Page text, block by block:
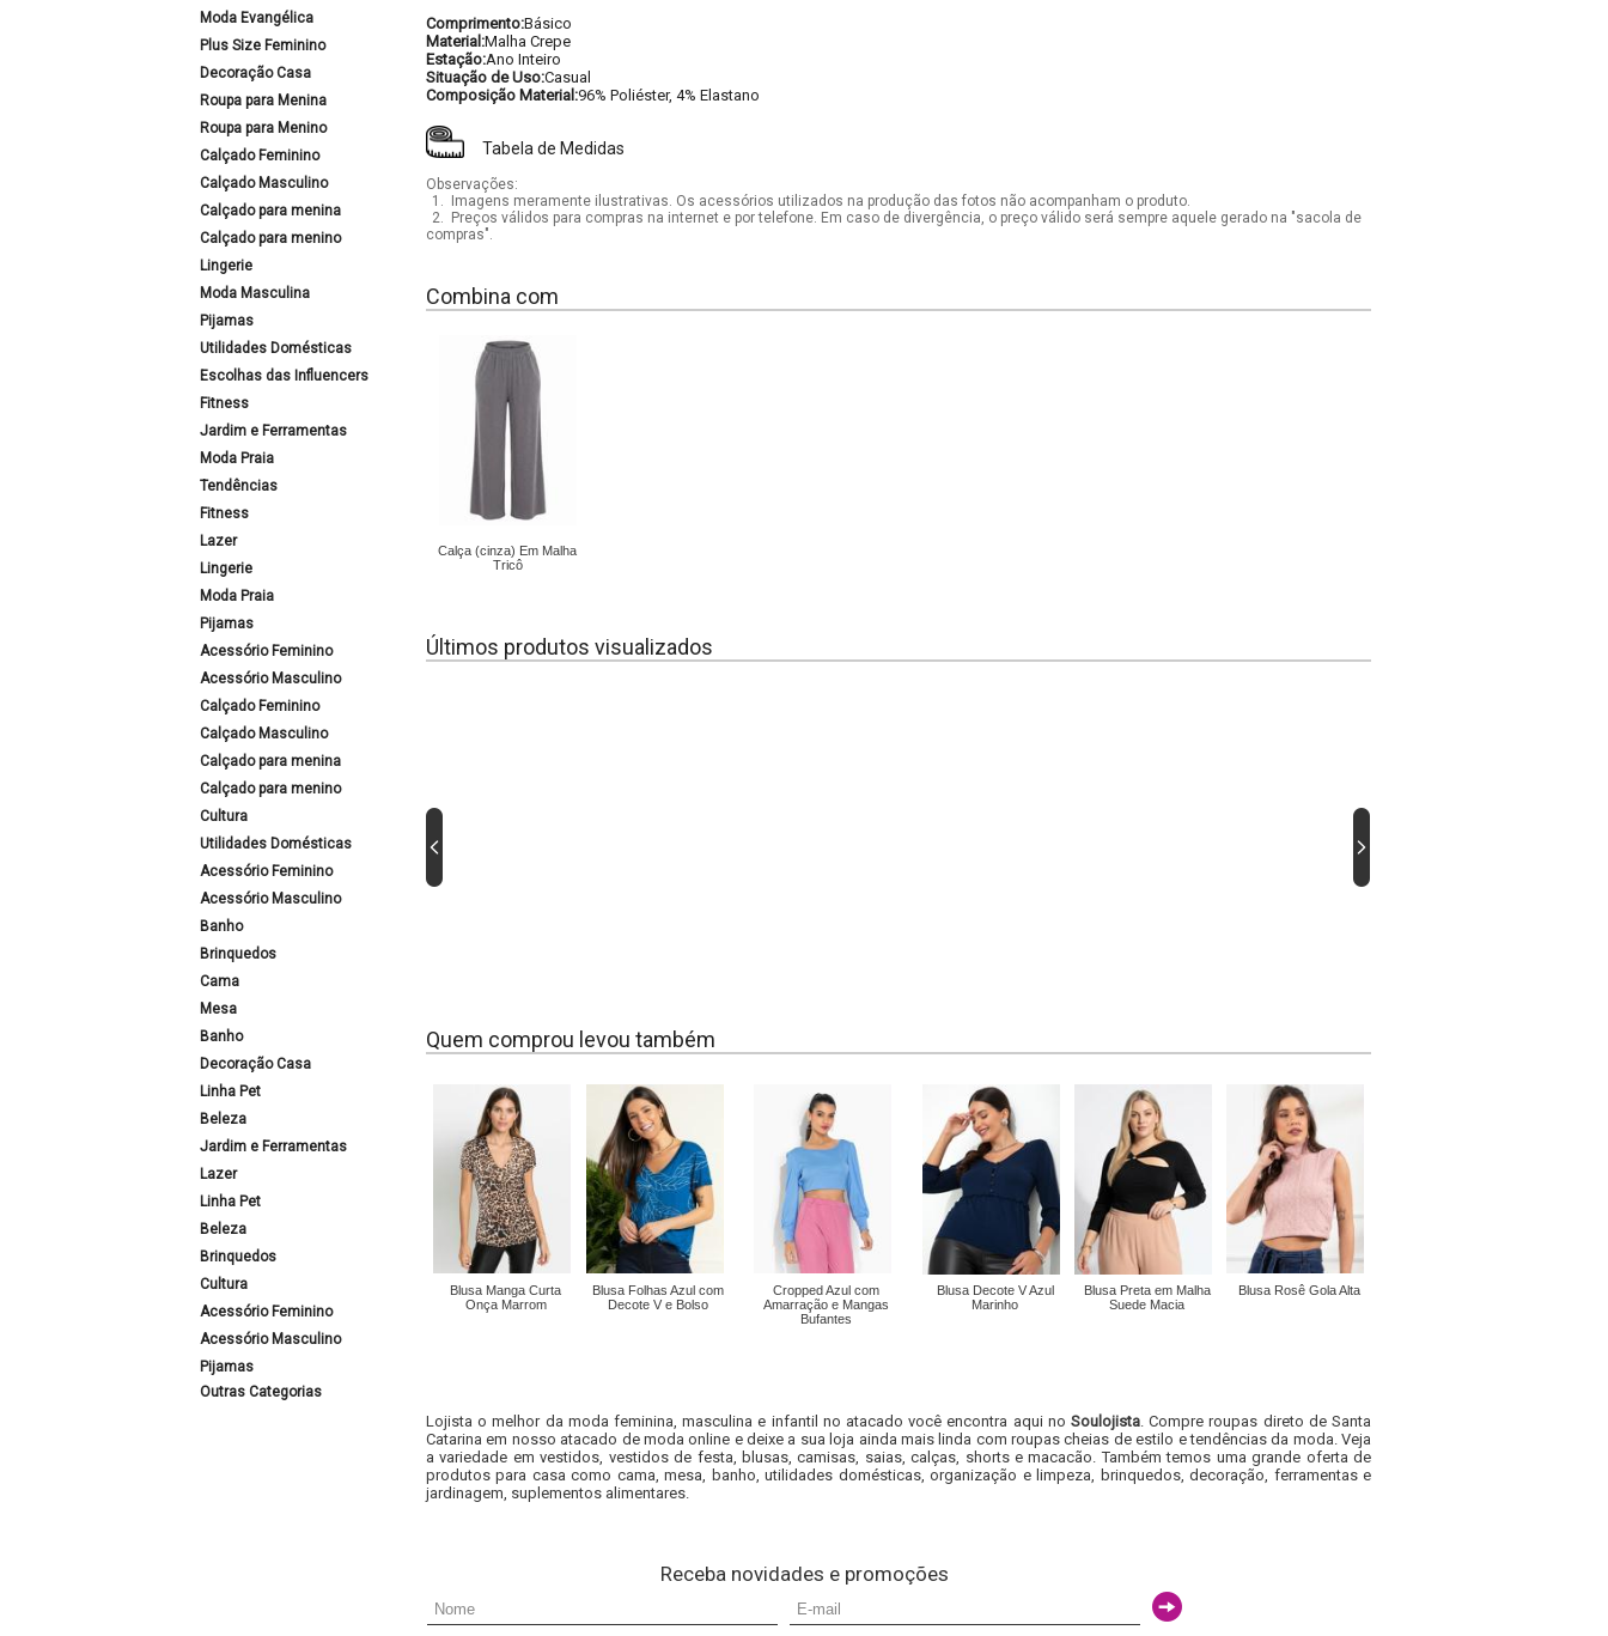
Moda Evangélica
Plus Size Feminino
Decoração Casa
Roupa para Menina
Roupa para Menino
Calçado Feminino
Calçado Masculino
Calçado para menina
Calçado para menino
Lingerie
Moda Masculina
Pijamas
Utilidades Domésticas
Escolhas das Influencers
Fitness
Jardim e Ferramentas
Moda Praia
Tendências
Fitness
Lazer
Lingerie
Moda Praia
Pijamas
Acessório Feminino
Acessório Masculino
Calçado Feminino
Calçado Masculino
Calçado para menina
Calçado para menino
Cultura
Utilidades Domésticas
Acessório Feminino
Acessório Masculino
Banho
Brinquedos
Cama
Mesa
Banho
Decoração Casa
Linha Pet
Beleza
Jardim e Ferramentas
Lazer
Linha Pet
Beleza
Brinquedos
Cultura
Acessório Feminino
Acessório Masculino
Pijamas
Outras Categorias
Comprimento:Básico
Material:Malha Crepe
Estação:Ano Inteiro
Situação de Uso:Casual
Composição Material:96% Poliéster, 4% Elastano
Tabela de Medidas
Observações:
1.
Imagens meramente ilustrativas. Os acessórios utilizados na produção das fotos não acompanham o produto.
2.
Preços válidos para compras na internet e por telefone. Em caso de divergência, o preço válido será sempre aquele gerado na "sacola de
compras".
Combina com
Calça (cinza) Em Malha
Tricô
Últimos produtos visualizados
Quem comprou levou também
Blusa Manga Curta
Onça Marrom
Blusa Folhas Azul com
Decote V e Bolso
Cropped Azul com
Amarração e Mangas
Bufantes
Blusa Decote V Azul
Marinho
Blusa Preta em Malha
Suede Macia
Blusa Rosê Gola Alta
Lojista o melhor da moda feminina, masculina e infantil no atacado você encontra aqui no Soulojista. Compre roupas direto de Santa
Catarina em nosso atacado de moda online e deixe a sua loja ainda mais linda com roupas cheias de estilo e tendências da moda. Veja
a variedade em vestidos, vestidos de festa, blusas, camisas, saias, calças, shorts e macacão. Também temos uma grande oferta de
produtos para casa como cama, mesa, banho, utilidades domésticas, organização e limpeza, brinquedos, decoração, ferramentas e
jardinagem, suplementos alimentares.
Receba novidades e promoções